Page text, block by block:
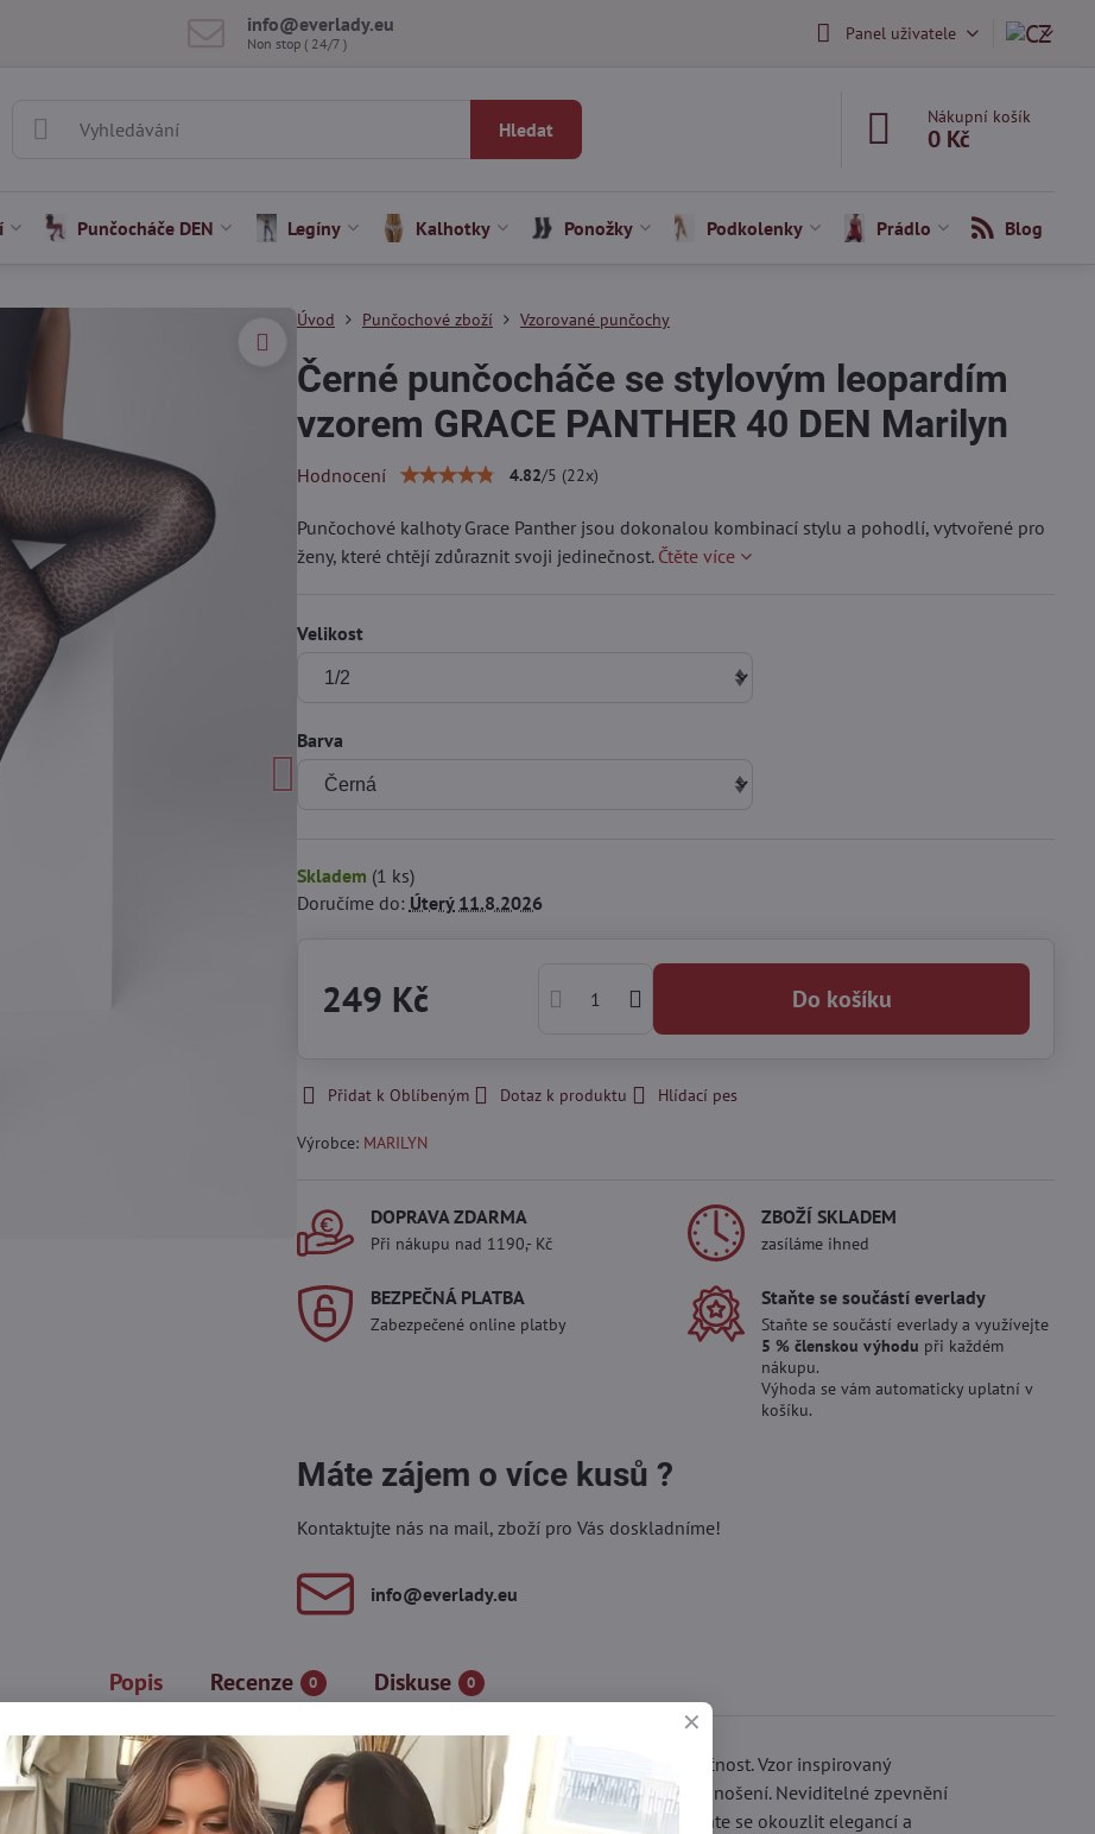
info​@everlady​.eu
Non stop ( 24/7 ) Panel uživatele
Hledat
Nákupní košík
0 Kč
Punčocháče DEN Legíny Kalhotky Ponožky Podkolenky Prádlo Blog
Úvod Punčochové zboží Vzorované punčochy
Černé punčocháče se stylovým leopardím
vzorem GRACE PANTHER 40 DEN Marilyn
Hodnocení 4.82/5 (22x)
Punčochové kalhoty Grace Panther jsou dokonalou kombinací stylu a pohodlí, vytvořené pro
ženy, které chtějí zdůraznit svoji jedinečnost. Čtěte více
Velikost
Barva
Skladem (1 ks)
Doručíme do: Úterý11.8.2026
249 Kč Do košíku
Přidat k Oblíbeným Dotaz k produktu Hlídací pes
Výrobce: MARILYN
DOPRAVA ZDARMA
Při nákupu nad 1190,- Kč
ZBOŽÍ SKLADEM
zasíláme ihned
BEZPEČNÁ PLATBA
Zabezpečené online platby
Staňte se součástí everlady
Staňte se součástí everlady a využívejte
5 % členskou výhodu při každém
nákupu.
Výhoda se vám automaticky uplatní v
košíku.
Máte zájem o více kusů ?
Kontaktujte nás na mail, zboží pro Vás doskladníme!
info​@everlady​.eu
Popis Recenze 0 Diskuse 0
kombinací stylu a pohodlí, vytvořené pro ženy, které chtějí zdůraznit svoji jedinečnost. Vzor inspirovaný
stylu, zatímco plochý šev a malý klínek zaručují diskrétnost a pohodlí při celodenním nošení. Neviditelné zpevnění
zatímco pružný, pohodlný elastický pas zajišťuje perfektní nošení bez tlaku. Nechte se okouzlit elegancí a